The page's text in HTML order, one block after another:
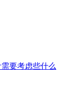
要考虑些什么